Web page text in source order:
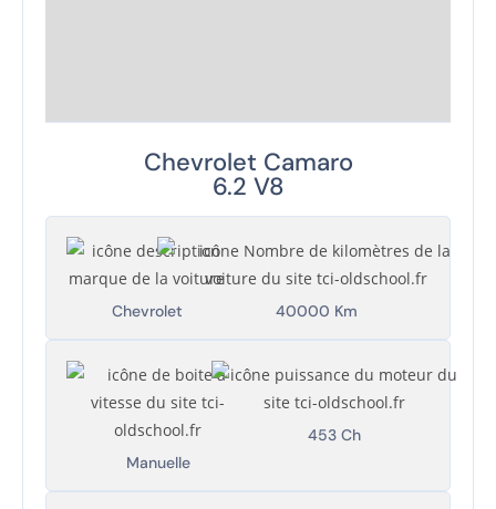
Chevrolet Camaro
6.2 V8
Chevrolet 40000 Km
Manuelle
453 Ch